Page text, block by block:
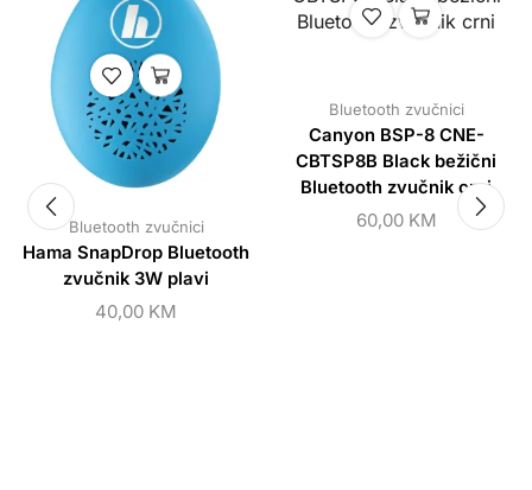
Bluetooth zvučnici
Hama SnapDrop Bluetooth
zvučnik 3W plavi
40,00 KM
Bluetooth zvučnici
Canyon BSP-8 CNE-
CBTSP8B Black bežični
Bluetooth zvučnik crni
60,00 KM